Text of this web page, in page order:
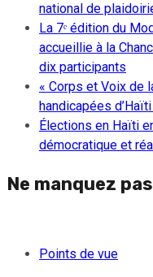
national de
La 7ᵉ édition du
accueillie à la
dix participants
« Corps et Voix de
handicapées
Élections en Haïti
démocratique et
Ne manquez
Points de vue